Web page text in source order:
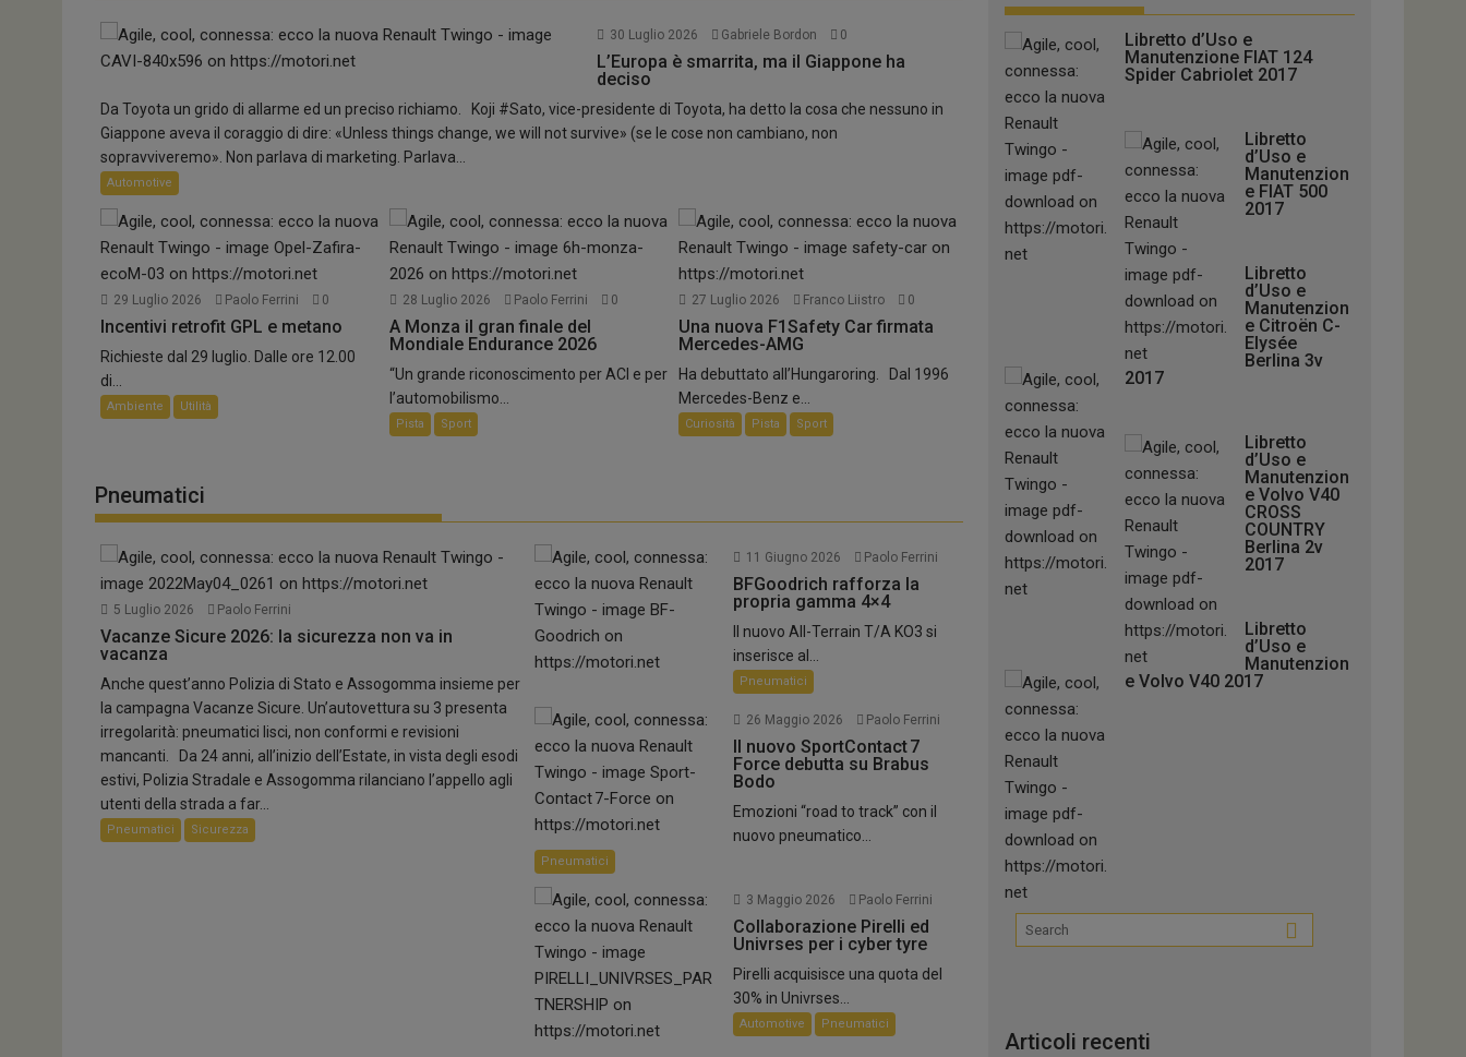
6 Agosto 2026
Smart aggiorna la gamma
Smart #5 Premium debutta con la trazione integrale e...
Ecologiche
5 Agosto 2026 Paolo Ferrini 0
Lunga vita alla Miura!
Lamborghini Revuelto Miura 60° Homage: una serie speciale di...
Supercar
30 Luglio 2026 Gabriele Bordon 0
L’Europa è smarrita, ma il Giappone ha
deciso
Da Toyota un grido di allarme ed un preciso richiamo. Koji #Sato, vice-presidente di Toyota, ha detto la cosa che nessuno in
Giappone aveva il coraggio di dire: «Unless things change, we will not survive» (se le cose non cambiano, non
sopravviveremo». Non parlava di marketing. Parlava...
Automotive
29 Luglio 2026 Paolo Ferrini 0
Incentivi retrofit GPL e metano
Richieste dal 29 luglio. Dalle ore 12.00
di...
Ambiente Utilità
28 Luglio 2026 Paolo Ferrini 0
A Monza il gran finale del
Mondiale Endurance 2026
“Un grande riconoscimento per ACI e per
l’automobilismo...
Pista Sport
27 Luglio 2026 Franco Liistro 0
Una nuova F1Safety Car firmata
Mercedes-AMG
Ha debuttato all’Hungaroring. Dal 1996
Mercedes-Benz e...
Curiosità Pista Sport
Pneumatici
5 Luglio 2026 Paolo Ferrini
Vacanze Sicure 2026: la sicurezza non va in
vacanza
Anche quest’anno Polizia di Stato e Assogomma insieme per
la campagna Vacanze Sicure. Un’autovettura su 3 presenta
irregolarità: pneumatici lisci, non conformi e revisioni
mancanti. Da 24 anni, all’inizio dell’Estate, in vista degli esodi
estivi, Polizia Stradale e Assogomma rilanciano l’appello agli
utenti della strada a far...
Pneumatici Sicurezza
11 Giugno 2026 Paolo Ferrini
BFGoodrich rafforza la
propria gamma 4×4
Il nuovo All-Terrain T/A KO3 si
inserisce al...
Pneumatici
26 Maggio 2026 Paolo Ferrini
Il nuovo SportContact 7
Force debutta su Brabus
Bodo
Emozioni “road to track” con il
nuovo pneumatico...
Pneumatici
3 Maggio 2026 Paolo Ferrini
Collaborazione Pirelli ed
Univrses per i cyber tyre
Pirelli acquisisce una quota del
30% in Univrses...
Automotive Pneumatici
Libretto d’Uso e
Manutenzione FIAT 124
Spider Cabriolet 2017
Libretto
d’Uso e
Manutenzion
e FIAT 500
2017
Libretto
d’Uso e
Manutenzion
e Citroën C-
Elysée
Berlina 3v
2017
Libretto
d’Uso e
Manutenzion
e Volvo V40
CROSS
COUNTRY
Berlina 2v
2017
Libretto
d’Uso e
Manutenzion
e Volvo V40 2017
Articoli recenti